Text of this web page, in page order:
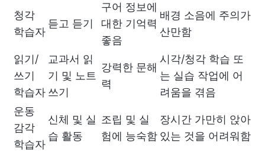
청각
학습자
듣고 듣기
구어 정보에
대한 기억력
좋음
배경 소음에 주의가
산만함
읽기/
쓰기
학습자
교과서 읽
기 및 노트
쓰기
강력한 문해
력
시각/청각 학습 또
는 실습 작업에 어
려움을 겪음
운동
감각
학습자
신체 및 실
습 활동
조립 및 실
험에 능숙함
장시간 가만히 앉아
있는 것을 어려워함